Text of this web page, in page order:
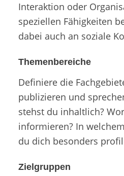
Interaktion oder
speziellen Fähigkeiten
dabei auch an soziale
Themenbereiche
Definiere die
publizieren und
stehst du inhaltlich?
informieren? In
du dich besonders
Zielgruppen